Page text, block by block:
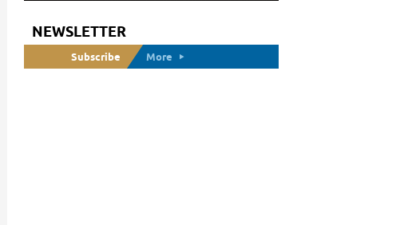
NEWSLETTER
Subscribe More